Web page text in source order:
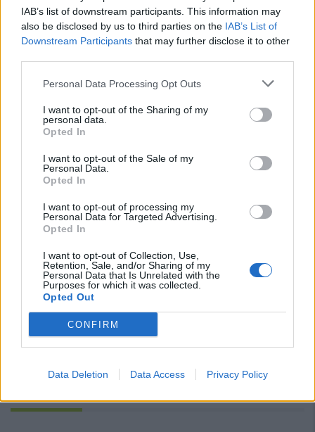
IAB’s list of downstream participants. This information may
also be disclosed by us to third parties on the IAB’s List of
Downstream Participants that may further disclose it to other
Personal Data Processing Opt Outs
I want to opt-out of the Sharing of my
personal data.
Opted In
I want to opt-out of the Sale of my
Personal Data.
Opted In
I want to opt-out of processing my
Personal Data for Targeted Advertising.
Opted In
I want to opt-out of Collection, Use,
Retention, Sale, and/or Sharing of my
Personal Data that Is Unrelated with the
Purposes for which it was collected.
Opted Out
CONFIRM
Data Deletion Data Access Privacy Policy